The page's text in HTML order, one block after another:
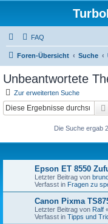
FAQ
Foren-Übersicht Suche
Unbeantwortete
Zur erweiterten Suche
Die Suche ergab
Epson ET 8550
Letzter Beitrag von
Verfasst in Fragen zu
Canon Pixma
Letzter Beitrag von Ralf
Verfasst in Tipps und